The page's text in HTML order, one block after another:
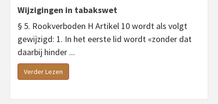
Wijzigingen in tabakswet
§ 5. Rookverboden H Artikel 10 wordt als volgt
gewijzigd: 1. In het eerste lid wordt «zonder dat
daarbij hinder ...
Verder Lezen